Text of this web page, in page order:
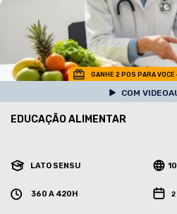
GANHE 2 POS PARA VOCE
COM
EDUCAÇÃO ALIMENTAR
LATO SENSU
360 A 420H 2